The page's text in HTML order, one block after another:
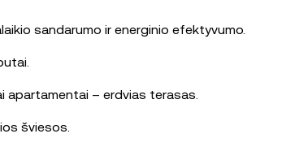
sandarumo ir energinio efektyvumo.
apartamentai – erdvias terasas.
šviesos.